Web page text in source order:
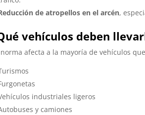
de atropellos en el arcén,
vehículos deben
norma afecta a la mayoría de vehículos
industriales ligeros
y camiones